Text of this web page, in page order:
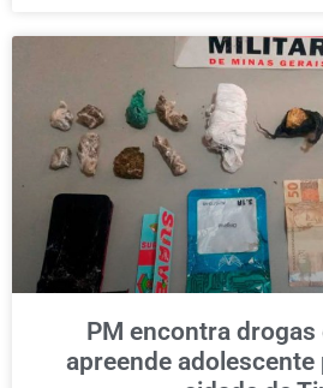
PM encontra drogas
apreende